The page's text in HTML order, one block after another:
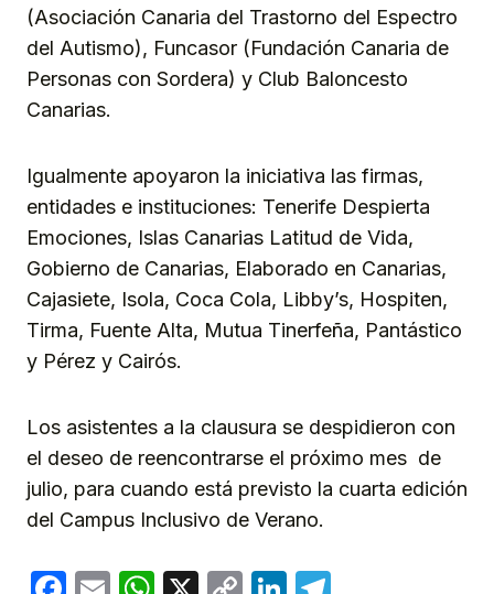
(Asociación Canaria del Trastorno del Espectro
del Autismo), Funcasor (Fundación Canaria de
Personas con Sordera) y Club Baloncesto
Canarias.
Igualmente apoyaron la iniciativa las firmas,
entidades e instituciones: Tenerife Despierta
Emociones, Islas Canarias Latitud de Vida,
Gobierno de Canarias, Elaborado en Canarias,
Cajasiete, Isola, Coca Cola, Libby’s, Hospiten,
Tirma, Fuente Alta, Mutua Tinerfeña, Pantástico
y Pérez y Cairós.
Los asistentes a la clausura se despidieron con
el deseo de reencontrarse el próximo mes de
julio, para cuando está previsto la cuarta edición
del Campus Inclusivo de Verano.